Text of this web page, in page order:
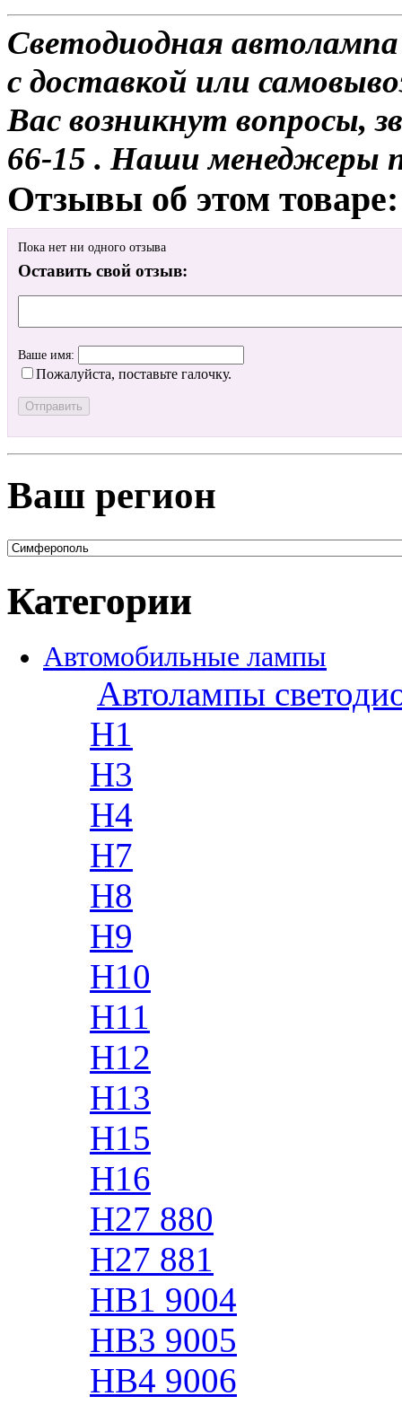
Светодиодная
с доставкой или
Вас возникнут вопросы,
66-15 . Наши менеджеры
Отзывы об этом товаре:
Пока нет ни одного отзыва
Оставить свой отзыв:
Ваше имя:
Пожалуйста, поставьте галочку.
Ваш регион
Категории
Автомобильные лампы
Автолампы
H1
H3
H4
H7
H8
H9
H10
H11
H12
H13
H15
H16
H27 880
H27 881
HB1 9004
HB3 9005
HB4 9006